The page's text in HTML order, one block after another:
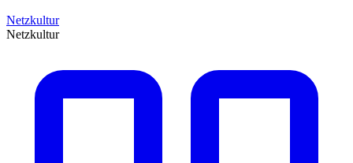
Netzkultur
Netzkultur